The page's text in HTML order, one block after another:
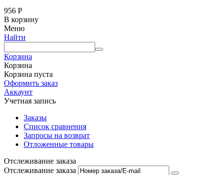
956 Р
В корзину
Меню
Найти
Корзина
Корзина
Корзина пуста
Оформить заказ
Аккаунт
Учетная запись
Заказы
Список сравнения
Запросы на возврат
Отложенные товары
Отслеживание заказа
Отслеживание заказа